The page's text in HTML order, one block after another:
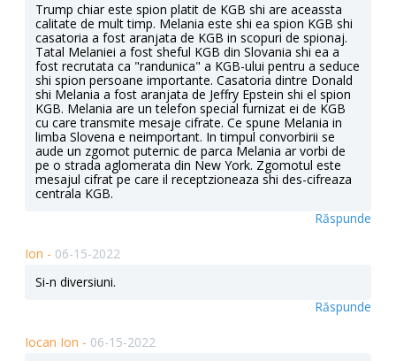
Trump chiar este spion platit de KGB shi are aceassta
calitate de mult timp. Melania este shi ea spion KGB shi
casatoria a fost aranjata de KGB in scopuri de spionaj.
Tatal Melaniei a fost sheful KGB din Slovania shi ea a
fost recrutata ca "randunica" a KGB-ului pentru a seduce
shi spion persoane importante. Casatoria dintre Donald
shi Melania a fost aranjata de Jeffry Epstein shi el spion
KGB. Melania are un telefon special furnizat ei de KGB
cu care transmite mesaje cifrate. Ce spune Melania in
limba Slovena e neimportant. In timpul convorbirii se
aude un zgomot puternic de parca Melania ar vorbi de
pe o strada aglomerata din New York. Zgomotul este
mesajul cifrat pe care il receptzioneaza shi des-cifreaza
centrala KGB.
Răspunde
Ion - 06-15-2022
Si-n diversiuni.
Răspunde
Iocan Ion - 06-15-2022